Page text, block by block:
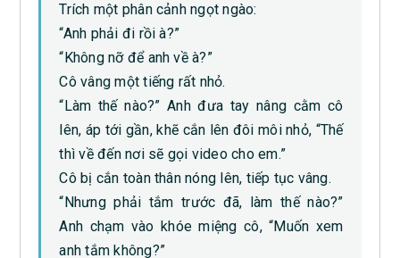
Trích một phân cảnh ngọt ngào:
“Anh phải đi rồi à?”
“Không nỡ để anh về à?”
Cô vâng một tiếng rất nhỏ.
“Làm thế nào?” Anh đưa tay nâng cằm cô
lên, áp tới gần, khẽ cắn lên đôi môi nhỏ, “Thế
thì về đến nơi sẽ gọi video cho em.”
Cô bị cắn toàn thân nóng lên, tiếp tục vâng.
“Nhưng phải tắm trước đã, làm thế nào?”
Anh chạm vào khóe miệng cô, “Muốn xem
anh tắm không?”